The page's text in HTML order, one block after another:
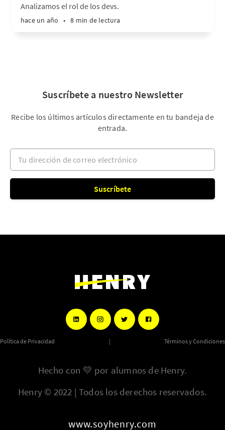
Analizamos el rol de los devs.
hace un año • 8 min de lectura
Suscríbete a nuestro Newsletter
Recibe los últimos artículos directamente en tu bandeja de
entrada.
Tu dirección de correo electrónico
Suscríbete
Política de Privacidad | Términos y Condiciones
Hecho con 💛 por alumnos de Henry.
Henry © 2022 | Todos los derechos reservados.
www.soyhenry.com